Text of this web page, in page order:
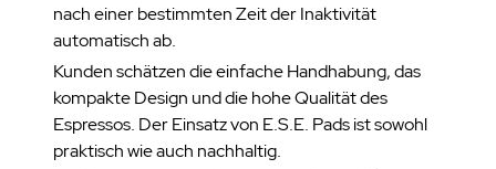
nach einer bestimmten Zeit der Inaktivität
automatisch ab.
Kunden schätzen die einfache Handhabung, das
kompakte Design und die hohe Qualität des
Espressos. Der Einsatz von E.S.E. Pads ist sowohl
praktisch wie auch nachhaltig.